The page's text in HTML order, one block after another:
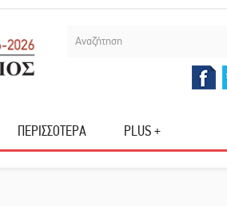
ΠΕΡΙΣΣΟΤΕΡΑ PLUS +